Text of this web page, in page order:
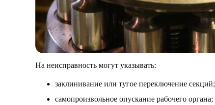
На неисправность могут указывать:
заклинивание или тугое переключение секций;
самопроизвольное опускание рабочего органа;